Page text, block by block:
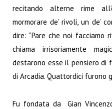
recitando alterne rime
mormorare de’ rivoli, un de’
dire: “Pare che noi facciamo
chiama irrisoriamente
destarono esse il pensiero di
di Arcadia. Quattordici furono
Fu fondata da Gian